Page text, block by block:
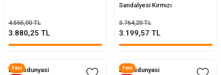
4.565,00 TL
3.880,25 TL
Sandalyesi Kırmızı
3.764,20 TL
3.199,57 TL
Yeni
Evofisdunyasi
Yeni
Evofisdunyasi